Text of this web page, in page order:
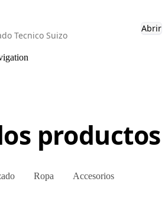
Tecnico Suizo
Abrir
productos
Ropa Accesorios